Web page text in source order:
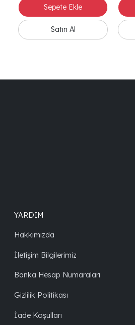
YARDIM
Hakkımızda
İletişim Bilgilerimiz
Banka Hesap Numaraları
Gizlilik Politikası
İade Koşulları